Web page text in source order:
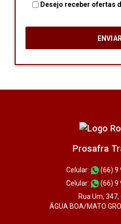
Prosafra
Celular:
(66) 9
Celular:
(66) 9
Rua Um,
ÁGUA BOA/MATO